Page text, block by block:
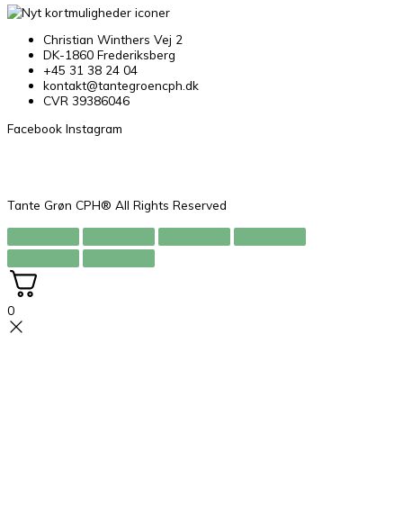
Christian Winthers Vej 2
DK-1860 Frederiksberg
+45 31 38 24 04
kontakt@tantegroencph.dk
CVR 39386046
Facebook Instagram
Tante Grøn CPH® All Rights Reserved
0